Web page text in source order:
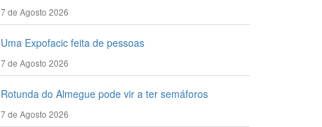
7 de Agosto 2026
Uma Expofacic feita de pessoas
7 de Agosto 2026
Rotunda do Almegue pode vir a ter semáforos
7 de Agosto 2026